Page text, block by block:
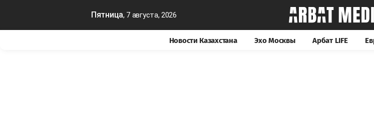
Пятница, 7 августа, 2026
Новости Казахстана Эхо Москвы Арбат LIFE